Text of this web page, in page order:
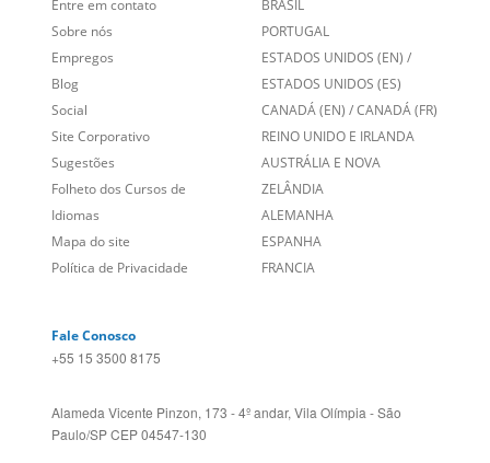
Entre em contato
Sobre nós
Empregos
Blog
Social
Site Corporativo
Sugestões
Folheto dos Cursos de
Idiomas
Mapa do site
Política de Privacidade
BRASIL
PORTUGAL
ESTADOS UNIDOS (EN) /
ESTADOS UNIDOS (ES)
CANADÁ (EN) /CANADÁ (FR)
REINO UNIDO E IRLANDA
AUSTRÁLIA E NOVA
ZELÂNDIA
ALEMANHA
ESPANHA
FRANCIA
Fale Conosco
+55 15 3500 8175
Alameda Vicente Pinzon, 173 - 4º andar, Vila Olímpia - São
Paulo/SP CEP 04547-130